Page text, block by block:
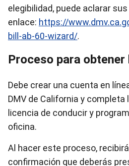
elegibilidad, puede aclarar
enlace: https://
bill-ab-60-wizard/.
Proceso para obtener
Debe crear una cuenta en
DMV de California y completa
licencia de conducir y
oficina.
Al hacer este proceso,
confirmación que deberás